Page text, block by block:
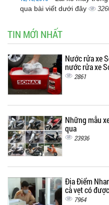
qua bài viết dưới đây
TIN MỚI NHẤT
Nước rửa xe
nước rửa xe
2861
Những mẫu
qua
23936
Địa Điểm
cà vẹt có
7964